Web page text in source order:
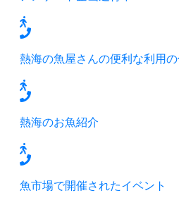
熱海の魚屋さんの便利な利用
熱海のお魚紹介
魚市場で開催されたイベント